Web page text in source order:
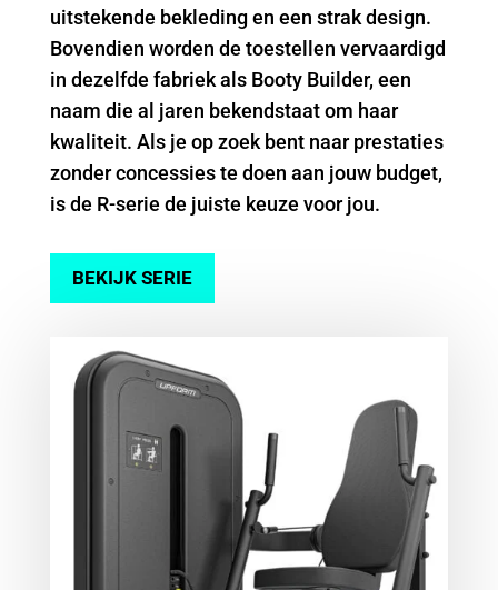
uitstekende bekleding en een strak design.
Bovendien worden de toestellen vervaardigd
in dezelfde fabriek als Booty Builder, een
naam die al jaren bekendstaat om haar
kwaliteit. Als je op zoek bent naar prestaties
zonder concessies te doen aan jouw budget,
is de R-serie de juiste keuze voor jou.
BEKIJK SERIE